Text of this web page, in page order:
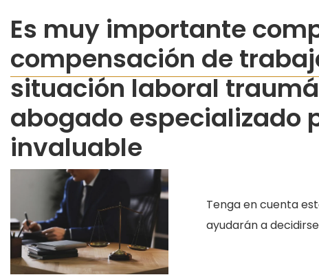
Es muy importante
compensación de
situación laboral
abogado especializado
invaluable
Tenga en cuenta
ayudarán a